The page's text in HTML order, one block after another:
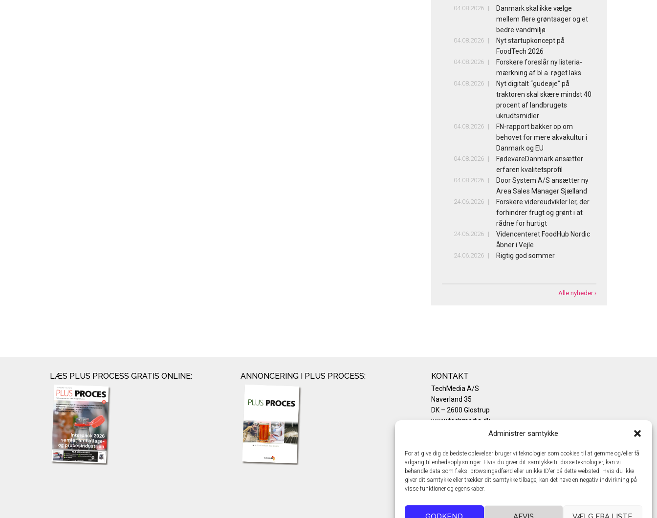
Administrer samtykke
For at give dig de bedste oplevelser bruger vi teknologier som cookies til at gemme og/eller få
adgang til enhedsoplysninger. Hvis du giver dit samtykke til disse teknologier, kan vi
behandle data som f.eks. browsingadfærd eller unikke ID'er på dette websted. Hvis du ikke
giver dit samtykke eller trækker dit samtykke tilbage, kan det have en negativ indvirkning på
visse funktioner og egenskaber.
04.08.2026
Danmark skal ikke vælge
mellem flere grøntsager og et
bedre vandmiljø
04.08.2026
Nyt startupkoncept på
FoodTech 2026
04.08.2026
Forskere foreslår ny listeria-
mærkning af bl.a. røget laks
04.08.2026
Nyt digitalt “gudeøje” på
traktoren skal skære mindst 40
procent af landbrugets
ukrudtsmidler
04.08.2026
FN-rapport bakker op om
behovet for mere akvakultur i
Danmark og EU
04.08.2026
FødevareDanmark ansætter
erfaren kvalitetsprofil
04.08.2026
Door System A/S ansætter ny
Area Sales Manager Sjælland
24.06.2026
Forskere videreudvikler ler, der
forhindrer frugt og grønt i at
rådne for hurtigt
24.06.2026
Videncenteret FoodHub Nordic
åbner i Vejle
24.06.2026 Rigtig god sommer
Alle nyheder ›
LÆS PLUS PROCESS GRATIS ONLINE: ANNONCERING I PLUS PROCESS: KONTAKT
TechMedia A/S
Naverland 35
DK – 2600 Glostrup
www.techmedia.dk
Telefon: +45 43 24 26 28
Privatlivspolitik
Cookiepolitik